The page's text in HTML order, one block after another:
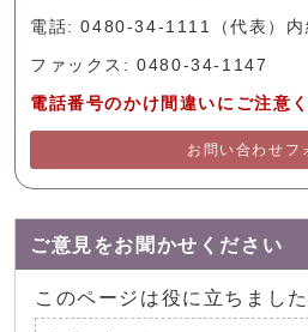
電話: 0480-34-1111（代表）内
ファックス: 0480-34-1147
電話番号のかけ間違いにご注意
お問い合わせフ
ご意見をお聞かせください
このページは役に立ちました